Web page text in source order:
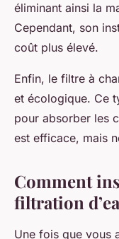
éliminant ainsi la
Cependant, son
coût plus élevé.
Enfin, le filtre à
et écologique. Ce
pour absorber les
est efficace, mais
Comment
filtration
Une fois que vous